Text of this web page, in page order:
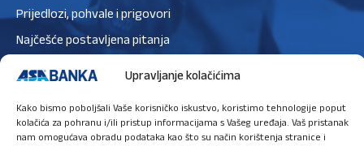
Upravljanje kolačićima
Kako bismo poboljšali Vaše korisničko iskustvo, koristimo tehnologije poput
kolačića za pohranu i/ili pristup informacijama s Vašeg uređaja. Vaš pristanak
nam omogućava obradu podataka kao što su način korištenja stranice i
Prijedlozi, pohvale i prigovori
Najčešće postavljena pitanja
Politika kolačića